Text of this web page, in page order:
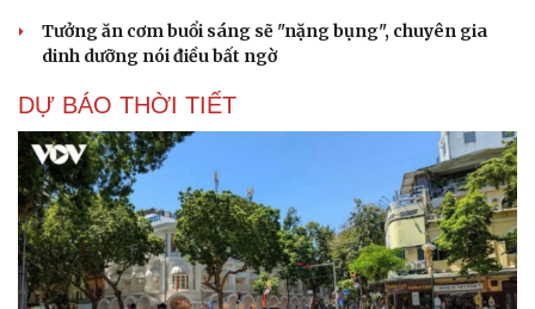
Tưởng ăn cơm buổi sáng sẽ "nặng bụng", chuyên gia
dinh dưỡng nói điều bất ngờ
DỰ BÁO THỜI TIẾT